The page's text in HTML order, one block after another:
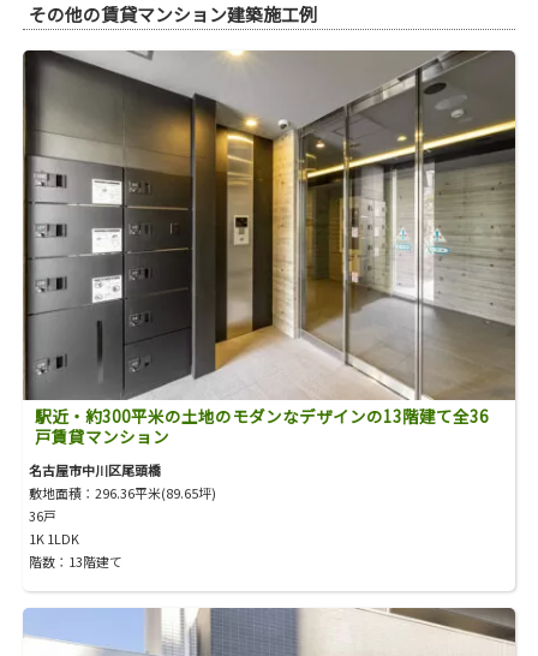
その他の賃貸マンション建築施工例
駅近・約300平米の土地のモダンなデザインの13階建て全36
戸賃貸マンション
名古屋市中川区尾頭橋
敷地面積：296.36平米(89.65坪)
36戸
1K 1LDK
階数：13階建て